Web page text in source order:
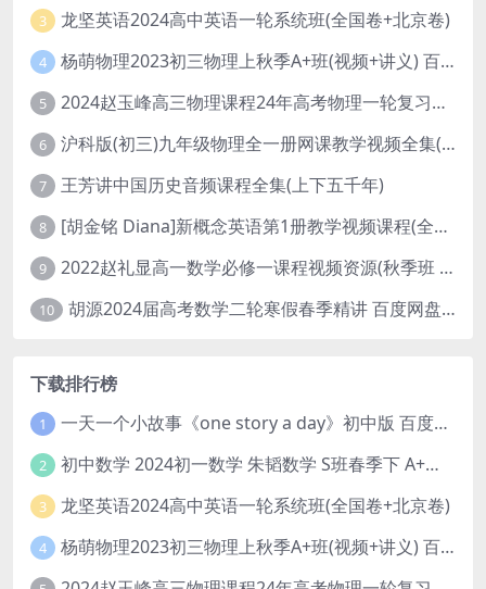
3 龙坚英语2024高中英语一轮系统班(全国卷+北京卷)
4 杨萌物理2023初三物理上秋季A+班(视频+讲义) 百度网盘分享
5 2024赵玉峰高三物理课程24年高考物理一轮复习网课教程
6 沪科版(初三)九年级物理全一册网课教学视频全集(录播版 杜春雨 66讲)
7 王芳讲中国历史音频课程全集(上下五千年)
8 [胡金铭 Diana]新概念英语第1册教学视频课程(全集 百度网盘下载)
9 2022赵礼显高一数学必修一课程视频资源(秋季班 含讲义)百度网盘云
10 胡源2024届高考数学二轮寒假春季精讲 百度网盘分享
下载排行榜
1 一天一个小故事《one story a day》初中版 百度网盘分享下载
2 初中数学 2024初一数学 朱韬数学 S班春季下 A+班春季下 百度云网盘
3 龙坚英语2024高中英语一轮系统班(全国卷+北京卷)
4 杨萌物理2023初三物理上秋季A+班(视频+讲义) 百度网盘分享